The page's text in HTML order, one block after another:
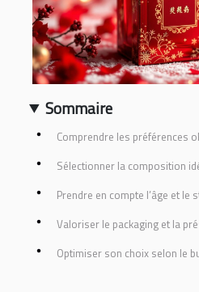
Sommaire
Comprendre les préférences
Sélectionner la composition
Prendre en compte l’âge et le
Valoriser le packaging et la
Optimiser son choix selon le